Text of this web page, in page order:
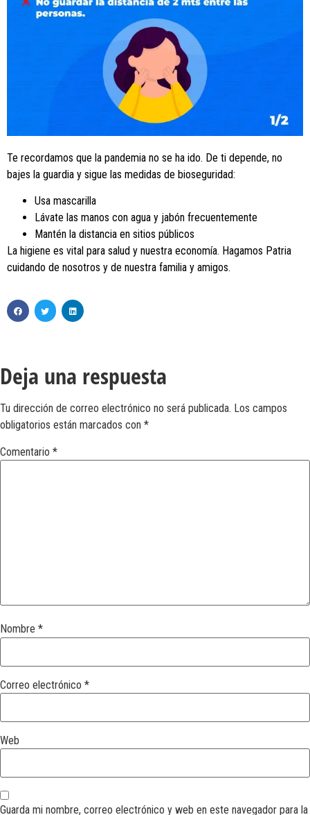
Te recordamos que la pandemia no se ha ido. De ti depende, no
bajes la guardia y sigue las medidas de bioseguridad:
Usa mascarilla
Lávate las manos con agua y jabón frecuentemente
Mantén la distancia en sitios públicos
La higiene es vital para salud y nuestra economía. Hagamos Patria
cuidando de nosotros y de nuestra familia y amigos.
Deja una respuesta
Tu dirección de correo electrónico no será publicada. Los campos
obligatorios están marcados con *
Comentario *
Nombre *
Correo electrónico *
Web
Guarda mi nombre, correo electrónico y web en este navegador para la